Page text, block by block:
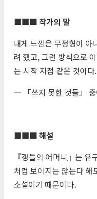
■■■ 작가의 말
내게 느낌은 무정형이 아
려 했고, 그런 방식으로
는 시작 지점 같은 것이다.
― 「쓰지 못한 것들」 중
■■■ 해설
『갱들의 어머니』는
처럼 보이지는 않는다 해
소설이기 때문이다.